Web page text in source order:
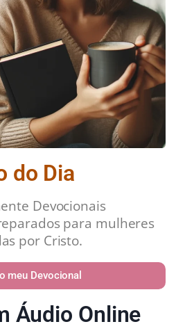
do Dia
Devocionais
para mulheres
por Cristo.
meu Devocional
Áudio Online